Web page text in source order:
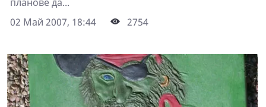
02 Май 2007, 18:44
2754